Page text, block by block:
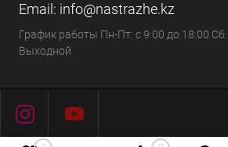
Email: info@nastrazhe.kz
График работы Пн-Пт: с 9:00 до 18:00 Сб:
Выходной